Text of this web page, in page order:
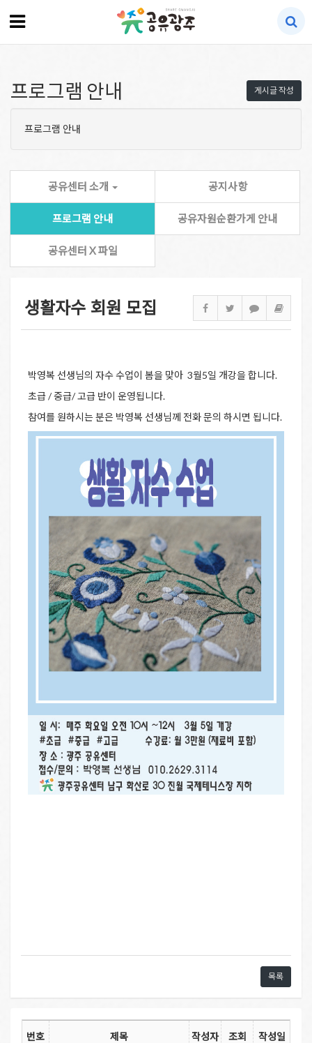
게시글 작성
프로그램 안내
프로그램 안내
공유센터 소개 공지사항
프로그램 안내 공유자원순환가게 안내
공유센터 X 파일
생활자수 회원 모집
박영복 선생님의 자수 수업이 봄을 맞아 3월5일 개강을 합니다.
초급 / 중급/ 고급 반이 운영됩니다.
참여를 원하시는 분은 박영복 선생님께 전화 문의 하시면 됩니다.
목록
번호 제목 작성자 조회 작성일